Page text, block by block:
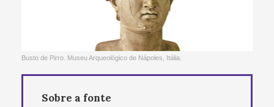
Busto de Pirro. Museu Arqueológico de Nápoles, Itália.
Sobre a fonte